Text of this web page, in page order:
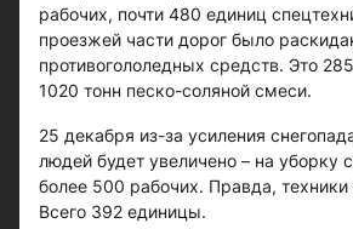
рабочих, почти 480 единиц
проезжей части дорог было
противогололедных средств. Это
1020 тонн песко-соляной смеси.
25 декабря из-за усиления
людей будет увеличено – на уборку
более 500 рабочих. Правда,
Всего 392 единицы.